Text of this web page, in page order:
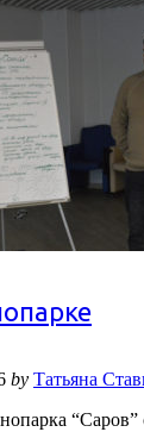
by Татьяна
“Саров”